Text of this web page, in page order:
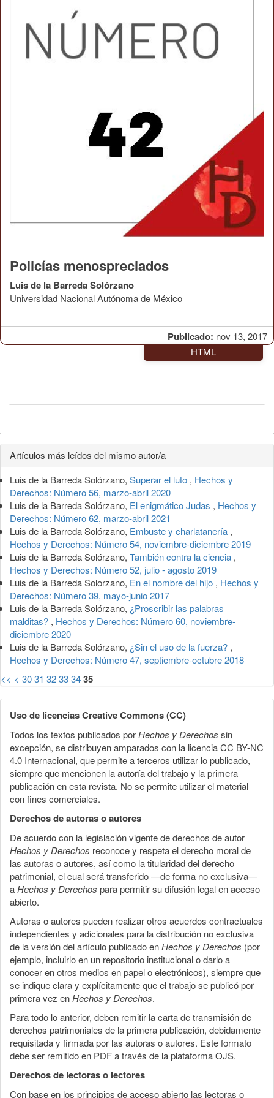
Publicado: nov 13, 2017
Policías menospreciados
Luis de la Barreda Solórzano
Universidad Nacional Autónoma de México
HTML
Detalles
del
artículo
Artículos más leídos del mismo autor/a
Luis de la Barreda Solórzano, Superar el luto , Hechos y
Derechos: Número 56, marzo-abril 2020
Luis de la Barreda Solórzano, El enigmático Judas , Hechos y
Derechos: Número 62, marzo-abril 2021
Luis de la Barreda Solórzano, Embuste y charlatanería ,
Hechos y Derechos: Número 54, noviembre-diciembre 2019
Luis de la Barreda Solórzano, También contra la ciencia ,
Hechos y Derechos: Número 52, julio - agosto 2019
Luis de la Barreda Solorzano, En el nombre del hijo , Hechos y
Derechos: Número 39, mayo-junio 2017
Luis de la Barreda Solórzano, ¿Proscribir las palabras
malditas? , Hechos y Derechos: Número 60, noviembre-
diciembre 2020
Luis de la Barreda Solórzano, ¿Sin el uso de la fuerza? ,
Hechos y Derechos: Número 47, septiembre-octubre 2018
<< < 3031 32333435
Uso de licencias Creative Commons (CC)
Todos los textos publicados porHechos y Derechos sin
excepción, se distribuyen amparados con la licencia CC BY-NC
4.0 Internacional, que permite a terceros utilizar lo publicado,
siempre que mencionen la autoría del trabajo y la primera
publicación en esta revista. No se permite utilizar el material
con fines comerciales.
Derechos de autoras o autores
De acuerdo con la legislación vigente de derechos de autor
Hechos y Derechos reconoce y respeta el derecho moral de
las autoras o autores, así como la titularidad del derecho
patrimonial, el cual será transferido —de forma no exclusiva—
aHechos y Derechos para permitir su difusión legal en acceso
abierto.
Autoras o autores pueden realizar otros acuerdos contractuales
independientes y adicionales para la distribución no exclusiva
de la versión del artículo publicado enHechos y Derechos (por
ejemplo, incluirlo en un repositorio institucional o darlo a
conocer en otros medios en papel o electrónicos), siempre que
se indique clara y explícitamente que el trabajo se publicó por
primera vez enHechos y Derechos.
Para todo lo anterior, deben remitir la carta de transmisión de
derechos patrimoniales de la primera publicación, debidamente
requisitada y firmada por las autoras o autores. Este formato
debe ser remitido en PDF a través de la plataforma OJS.
Derechos de lectoras o lectores
Con base en los principios de acceso abierto las lectoras o